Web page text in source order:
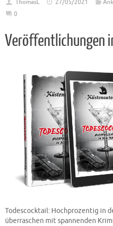
ThomasL 27/05/2021
0
Veröffentlichungen
Todescocktail: Hochprozentig in
überraschen mit spannenden